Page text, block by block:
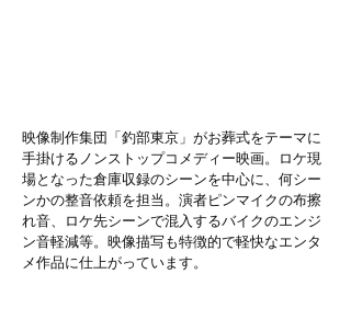
映像制作集団「釣部東京」がお葬式をテーマに
手掛けるノンストップコメディー映画。ロケ現
場となった倉庫収録のシーンを中心に、何シー
ンかの整音依頼を担当。演者ピンマイクの布擦
れ音、ロケ先シーンで混入するバイクのエンジ
ン音軽減等。映像描写も特徴的で軽快なエンタ
メ作品に仕上がっています。